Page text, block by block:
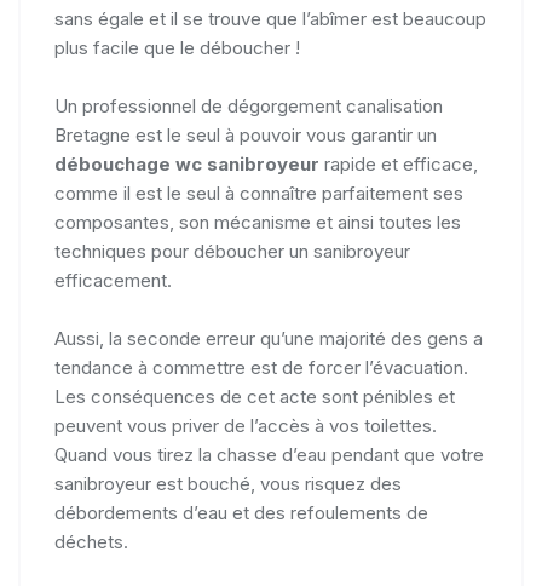
sans égale et il se trouve que l’abîmer est beaucoup
plus facile que le déboucher !
Un professionnel de dégorgement canalisation
Bretagne est le seul à pouvoir vous garantir un
débouchage wc sanibroyeur rapide et efficace,
comme il est le seul à connaître parfaitement ses
composantes, son mécanisme et ainsi toutes les
techniques pour déboucher un sanibroyeur
efficacement.
Aussi, la seconde erreur qu’une majorité des gens a
tendance à commettre est de forcer l’évacuation.
Les conséquences de cet acte sont pénibles et
peuvent vous priver de l’accès à vos toilettes.
Quand vous tirez la chasse d’eau pendant que votre
sanibroyeur est bouché, vous risquez des
débordements d’eau et des refoulements de
déchets.